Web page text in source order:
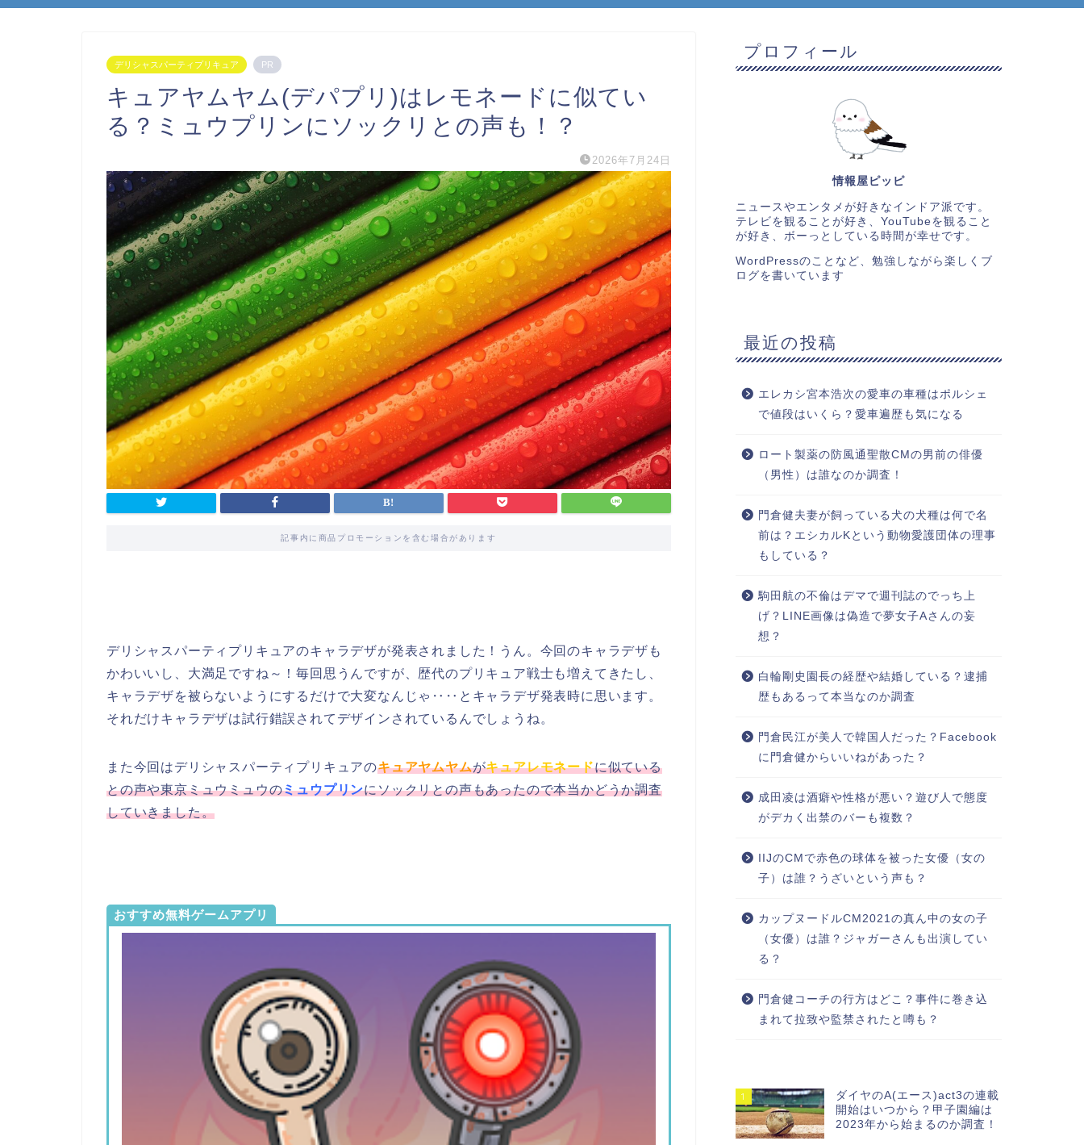
デリシャスパーティプリキュア PR
キュアヤムヤム(デパプリ)はレモネードに似てい
る？ミュウプリンにソックリとの声も！？
2026年7月24日
記事内に商品プロモーションを含む場合があります
デリシャスパーティプリキュアのキャラデザが発表されました！うん。今回のキャラデザも
かわいいし、大満足ですね～！毎回思うんですが、歴代のプリキュア戦士も増えてきたし、
キャラデザを被らないようにするだけで大変なんじゃ‥‥とキャラデザ発表時に思います。
それだけキャラデザは試行錯誤されてデザインされているんでしょうね。
また今回はデリシャスパーティプリキュアのキュアヤムヤムがキュアレモネードに似ている
との声や東京ミュウミュウのミュウプリンにソックリとの声もあったので本当かどうか調査
していきました。
おすすめ無料ゲームアプリ
プロフィール
情報屋ピッピ
ニュースやエンタメが好きなインドア派です。
テレビを観ることが好き、YouTubeを観ること
が好き、ボーっとしている時間が幸せです。
WordPressのことなど、勉強しながら楽しくブ
ログを書いています
最近の投稿
エレカシ宮本浩次の愛車の車種はポルシェ
で値段はいくら？愛車遍歴も気になる
ロート製薬の防風通聖散CMの男前の俳優
（男性）は誰なのか調査！
門倉健夫妻が飼っている犬の犬種は何で名
前は？エシカルKという動物愛護団体の理事
もしている？
駒田航の不倫はデマで週刊誌のでっち上
げ？LINE画像は偽造で夢女子Aさんの妄
想？
白輪剛史園長の経歴や結婚している？逮捕
歴もあるって本当なのか調査
門倉民江が美人で韓国人だった？Facebook
に門倉健からいいねがあった？
成田凌は酒癖や性格が悪い？遊び人で態度
がデカく出禁のバーも複数？
IIJのCMで赤色の球体を被った女優（女の
子）は誰？うざいという声も？
カップヌードルCM2021の真ん中の女の子
（女優）は誰？ジャガーさんも出演してい
る？
門倉健コーチの行方はどこ？事件に巻き込
まれて拉致や監禁されたと噂も？
1
ダイヤのA(エース)act3の連載
開始はいつから？甲子園編は
2023年から始まるのか調査！